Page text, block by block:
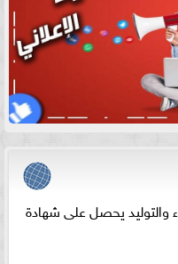
والتوليد يحصل على شهادة